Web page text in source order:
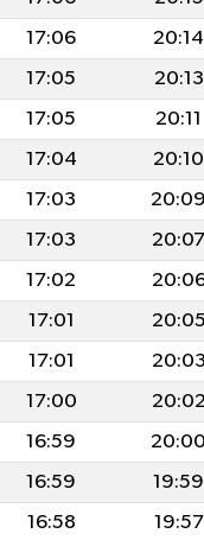
17:06 20:14
17:05 20:13
17:05 20:11
17:04 20:10
17:03 20:09
17:03 20:07
17:02
17:01 20:05
17:01 20:03
17:00 20:02
16:59 20:00
16:59 19:59
16:58 19:57